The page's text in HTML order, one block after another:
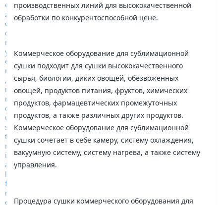
производственных линий для высококачественной
обработки по конкурентоспособной цене.
Коммерческое оборудование для сублимационной
сушки подходит для сушки высококачественного
сырья, биологии, диких овощей, обезвоженных
овощей, продуктов питания, фруктов, химических
продуктов, фармацевтических промежуточных
продуктов, а также различных других продуктов.
Коммерческое оборудование для сублимационной
сушки сочетает в себе камеру, систему охлаждения,
вакуумную систему, систему нагрева, а также систему
управления.
Процедура сушки коммерческого оборудования для